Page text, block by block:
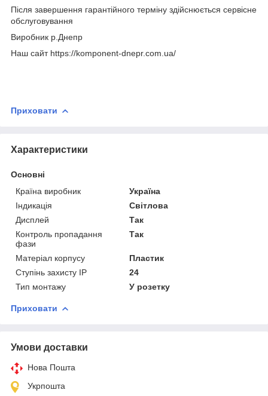
Після завершення гарантійного терміну здійснюється сервісне
обслуговування
Виробник р.Днепр
Наш сайт https://komponent-dnepr.com.ua/
Приховати
Характеристики
Основні
Країна виробник
Україна
Індикація
Світлова
Дисплей
Так
Контроль пропадання
фази
Так
Матеріал корпусу
Пластик
Ступінь захисту IP
24
Тип монтажу
У розетку
Приховати
Умови доставки
Нова Пошта
Укрпошта